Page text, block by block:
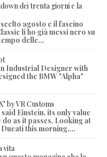
dei trenta giorni e la
agosto e il fascino
li ho già messi nero su
delle...
Industrial Designer with
the BMW "Alpha"
by VR Customs
Einstein, its only value
do as it passes. Looking at
this morning,...
vita